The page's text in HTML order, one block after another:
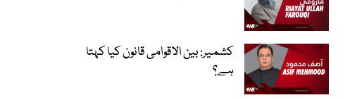
کشمیر: بین الاقوامی قانون کیا کہتا
ہے؟